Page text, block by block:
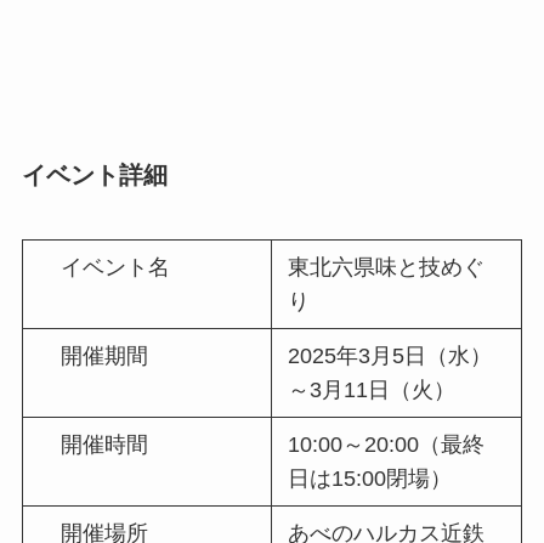
イベント詳細
イベント名
東北六県味と技めぐ
り
開催期間
2025年3月5日（水）
～3月11日（火）
開催時間
10:00～20:00（最終
日は15:00閉場）
開催場所 あべのハルカス近鉄